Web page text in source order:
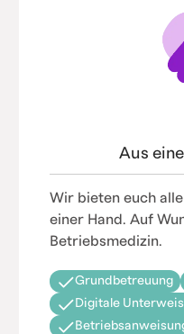
Aus
Wir bieten euch
einer Hand. Auf
Betriebsmedizin.
Grundbetreuung
Digitale